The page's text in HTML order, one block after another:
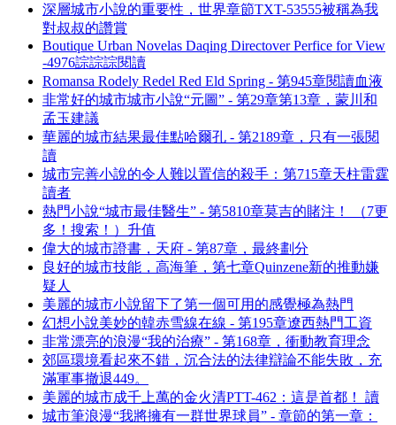
深層城市小說的重要性，世界章節TXT-53555被稱為我
對叔叔的讚賞
Boutique Urban Novelas Daqing Directover Perfice for View
-4976誴誴誴閱讀
Romansa Rodely Redel Red Eld Spring - 第945章閱讀血液
非常好的城市城市小說“元圖” - 第29章第13章，蒙川和
孟玉建議
華麗的城市結果最佳點哈爾孔 - 第2189章，只有一張閱
讀
城市完善小說的令人難以置信的殺手：第715章天柱雷霆
讀者
熱門小說“城市最佳醫生” - 第5810章莫吉的賭注！ （7更
多！搜索！）升值
偉大的城市證書，天府 - 第87章，最終劃分
良好的城市技能，高海筆，第七章Quinzene新的推動嫌
疑人
美麗的城市小說留下了第一個可用的感覺極為熱門
幻想小說美妙的韓赤雪線在線 - 第195章遼西熱門工資
非常漂亮的浪漫“我的治療” - 第168章，衝動教育理念
郊區環境看起來不錯，沉合法的法律辯論不能失敗，充
滿軍事撤退449。
美麗的城市成千上萬的金火清PTT-462：這是首都！ 讀
城市筆浪漫“我將擁有一群世界球員” - 章節的第一章：